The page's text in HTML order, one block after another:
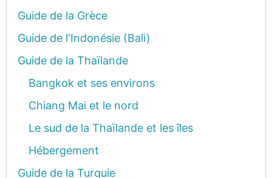
Guide de la Grèce
Guide de l'Indonésie (Bali)
Guide de la Thaïlande
Bangkok et ses environs
Chiang Mai et le nord
Le sud de la Thaïlande et les îles
Hébergement
Guide de la Turquie